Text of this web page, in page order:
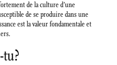
de la culture d’une
de se produire dans une
est la valeur fondamentale et